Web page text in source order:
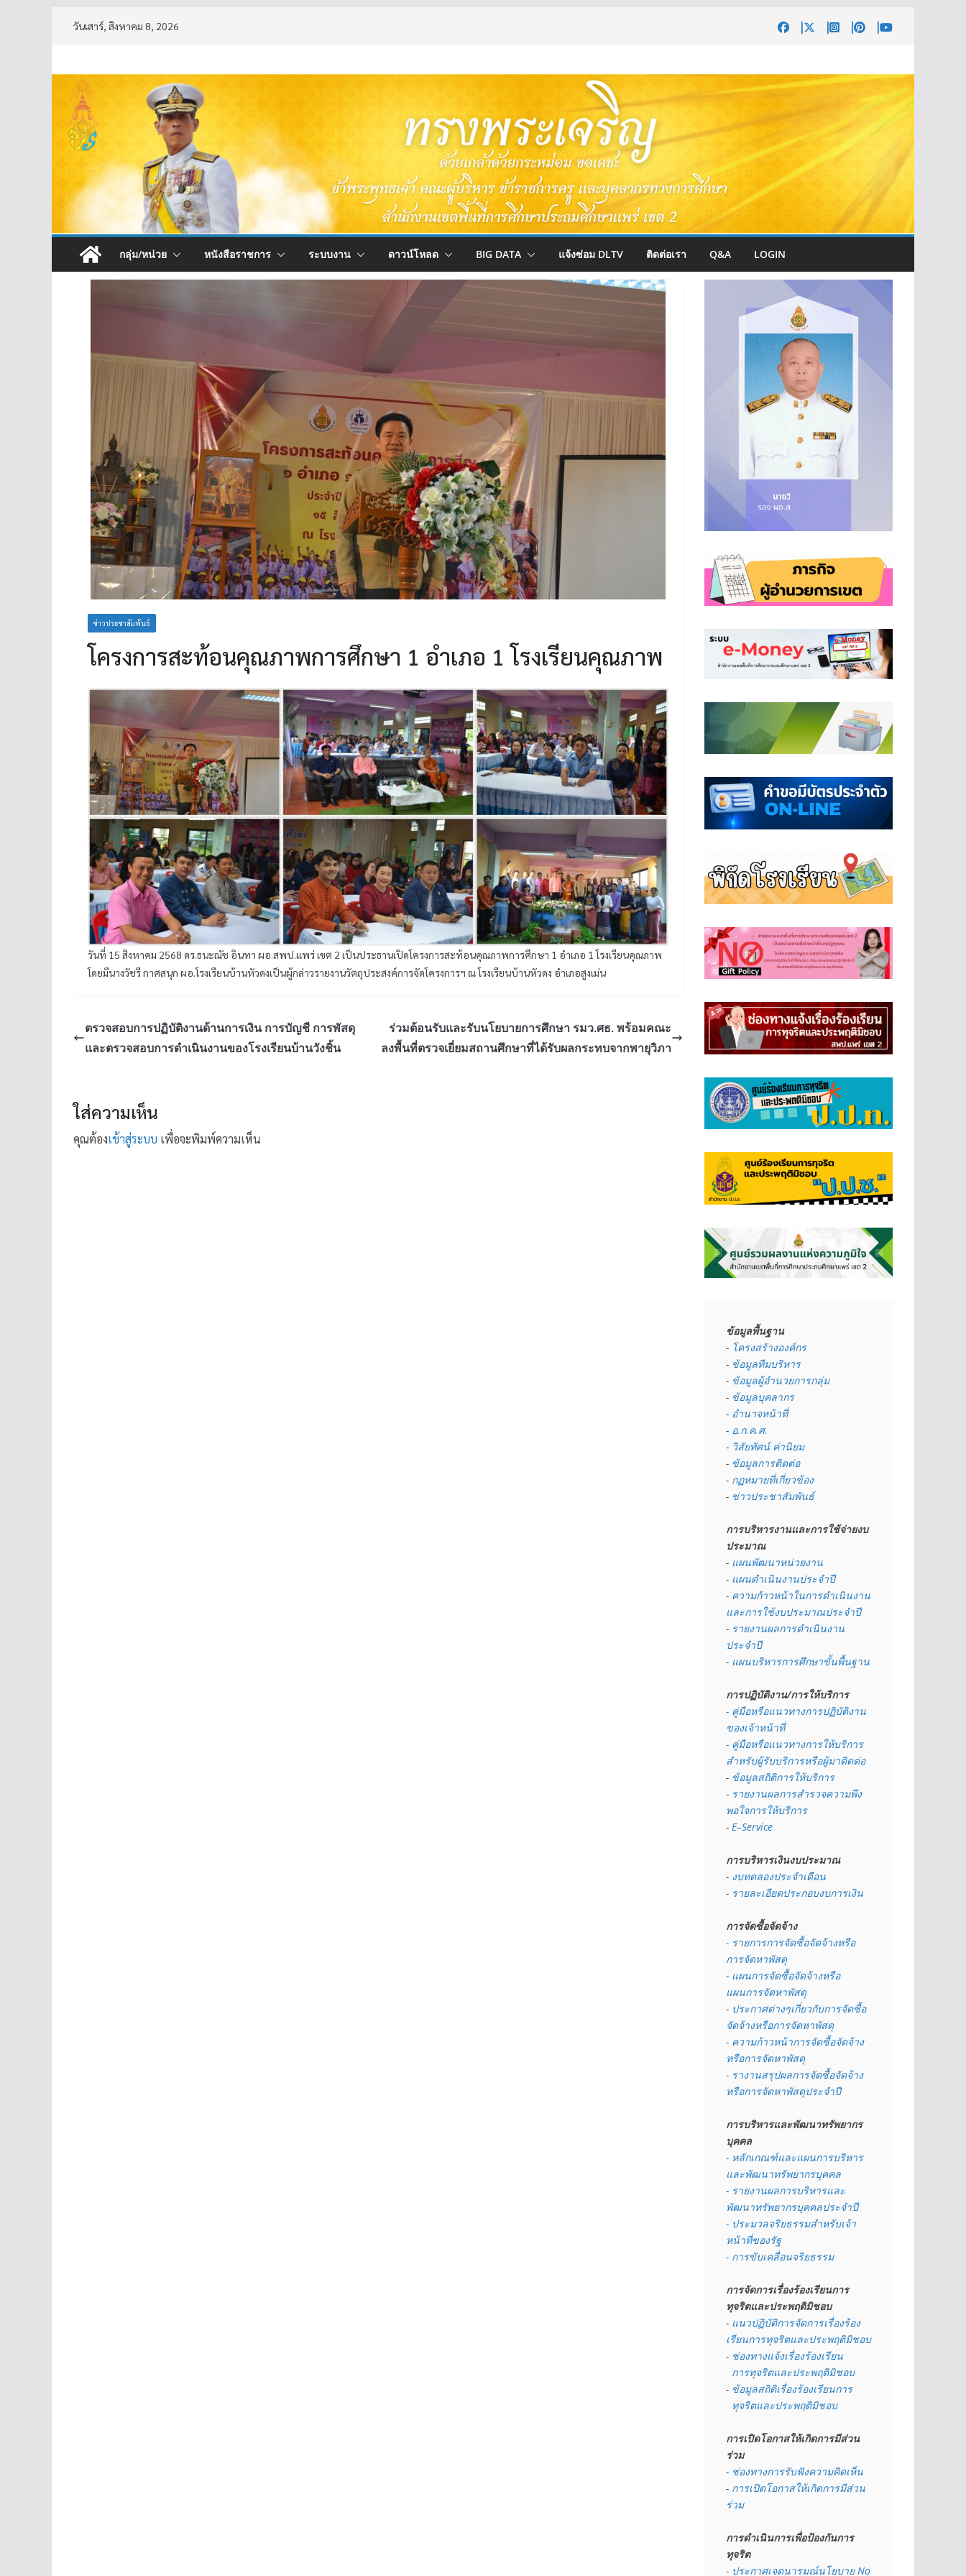
วันเสาร์, สิงหาคม 8, 2026
กลุ่ม/หน่วย หนังสือราชการ ระบบงาน ดาวน์โหลด BIG DATA แจ้งซ่อม DLTV ติดต่อเรา Q&A LOGIN
ข่าวประชาสัมพันธ์
โครงการสะท้อนคุณภาพการศึกษา 1 อำเภอ 1 โรงเรียนคุณภาพ
วันที่ 15 สิงหาคม 2568 ดร.ธนะณัช อินทา ผอ.สพป.แพร่ เขต 2 เป็นประธานเปิดโครงการสะท้อนคุณภาพการศึกษา 1 อำเภอ 1 โรงเรียนคุณภาพ
โดยมีนางวัชรี กาศสนุก ผอ.โรงเรียนบ้านหัวดงเป็นผู้กล่าวรายงานวัตถุประสงค์การจัดโครงการฯ ณ โรงเรียนบ้านหัวดง อำเภอสูงเม่น
ตรวจสอบการปฏิบัติงานด้านการเงิน การบัญชี การพัสดุ
และตรวจสอบการดำเนินงานของโรงเรียนบ้านวังชิ้น
ร่วมต้อนรับและรับนโยบายการศึกษา รมว.ศธ. พร้อมคณะ
ลงพื้นที่ตรวจเยี่ยมสถานศึกษาที่ได้รับผลกระทบจากพายุวิภา
ใส่ความเห็น
คุณต้องเข้าสู่ระบบ เพื่อจะพิมพ์ความเห็น
ข้อมูลพื้นฐาน
- โครงสร้างองค์กร
- ข้อมูลทีมบริหาร
- ข้อมูลผู้อำนวยการกลุ่ม
- ข้อมูลบุคลากร
- อำนาจหน้าที่
- อ.ก.ค.ศ.
- วิสัยทัศน์ ค่านิยม
- ข้อมูลการติดต่อ
- กฏหมายที่เกี่ยวข้อง
- ข่าวประชาสัมพันธ์
การบริหารงานและการใช้จ่ายงบ
ประมาณ
- แผนพัฒนาหน่วยงาน
- แผนดำเนินงานประจำปี
- ความก้าวหน้าในการดำเนินงาน
และการใช้งบประมาณประจำปี
- รายงานผลการดำเนินงาน
ประจำปี
- แผนบริหารการศึกษาขั้นพื้นฐาน
การปฏิบัติงาน/การให้บริการ
- คู่มือหรือแนวทางการปฏิบัติงาน
ของเจ้าหน้าที่
- คู่มือหรือแนวทางการให้บริการ
สำหรับผู้รับบริการหรือผู้มาติดต่อ
- ข้อมูลสถิติการให้บริการ
- รายงานผลการสำรวจความพึง
พอใจการให้บริการ
- E–Service
การบริหารเงินงบประมาณ
- งบทดลองประจำเดือน
- รายละเอียดประกอบงบการเงิน
การจัดซื้อจัดจ้าง
- รายการการจัดซื้อจัดจ้างหรือ
การจัดหาพัสดุ
- แผนการจัดซื้อจัดจ้างหรือ
แผนการจัดหาพัสดุ
- ประกาศต่างๆเกี่ยวกับการจัดซื้อ
จัดจ้างหรือการจัดหาพัสดุ
- ความก้าวหน้าการจัดซื้อจัดจ้าง
หรือการจัดหาพัสดุ
- รางานสรุปผลการจัดซื้อจัดจ้าง
หรือการจัดหาพัสดุประจำปี
การบริหารและพัฒนาทรัพยากร
บุคคล
- หลักเกณฑ์และแผนการบริหาร
และพัฒนาทรัพยากรบุคคล
- รายงานผลการบริหารและ
พัฒนาทรัพยากรบุคคลประจำปี
- ประมวลจริยธรรมสำหรับเจ้า
หน้าที่ของรัฐ
- การขับเคลื่อนจริยธรรม
การจัดการเรื่องร้องเรียนการ
ทุจริตและประพฤติมิชอบ
- แนวปฏิบัติการจัดการเรื่องร้อง
เรียนการทุจริตและประพฤติมิชอบ
- ช่องทางแจ้งเรื่องร้องเรียน
  การทุจริตและประพฤติมิชอบ
- ข้อมูลสถิติเรื่องร้องเรียนการ
  ทุจริตและประพฤติมิชอบ
การเปิดโอกาสให้เกิดการมีส่วน
ร่วม
- ช่องทางการรับฟังความคิดเห็น
- การเปิดโอกาสให้เกิดการมีส่วน
ร่วม
การดำเนินการเพื่อป้องกันการ
ทุจริต
- ประกาศเจตนารมณ์นโยบาย No